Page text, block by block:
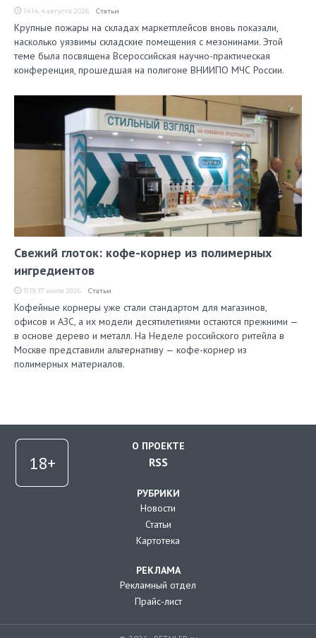
14:14, 4 августа 2026 Статьи
Крупные пожары на складах маркетплейсов вновь показали,
насколько уязвимы складские помещения с мезонинами. Этой
теме была посвящена Всероссийская научно-практическая
конференция, прошедшая на полигоне ВНИИПО МЧС России.
Свежий глоток: кофе-корнер из полимерных
ингредиентов
11:19, 17 июля 2026 Статьи
Кофейные корнеры уже стали стандартом для магазинов,
офисов и АЗС, а их модели десятилетиями остаются прежними —
в основе дерево и металл. На Неделе российского ритейла в
Москве представили альтернативу — кофе-корнер из
полимерных материалов.
О ПРОЕКТЕ
RSS
РУБРИКИ
Новости
Статьи
Картотека
РЕКЛАМА
Рекламный отдел
Прайс-лист